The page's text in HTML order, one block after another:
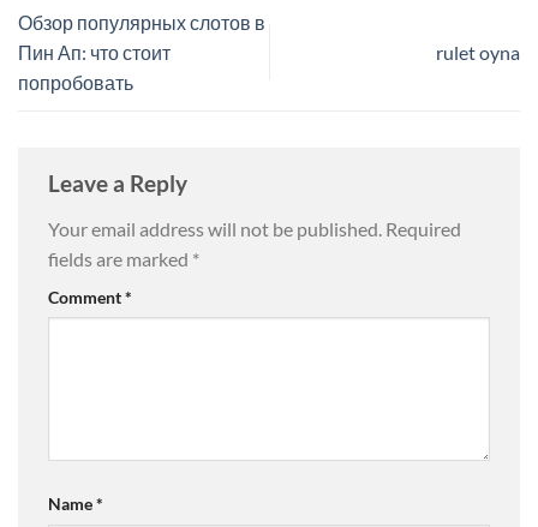
Обзор популярных слотов в
Пин Ап: что стоит
попробовать
rulet oyna
Leave a Reply
Your email address will not be published. Required
fields are marked *
Comment*
Name*